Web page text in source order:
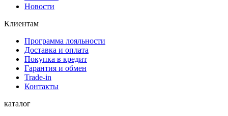
Новости
Клиентам
Программа лояльности
Доставка и оплата
Покупка в кредит
Гарантия и обмен
Trade-in
Контакты
каталог